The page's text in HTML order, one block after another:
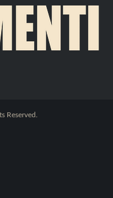
Reserved.